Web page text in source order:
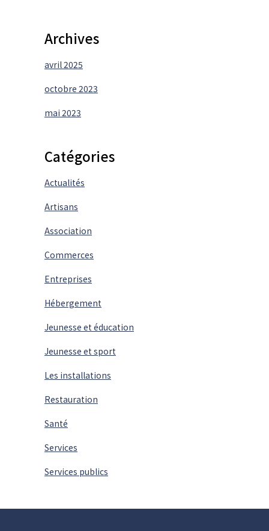
Archives
avril 2025
octobre 2023
mai 2023
Catégories
Actualités
Artisans
Association
Commerces
Entreprises
Hébergement
Jeunesse et éducation
Jeunesse et sport
Les installations
Restauration
Santé
Services
Services publics